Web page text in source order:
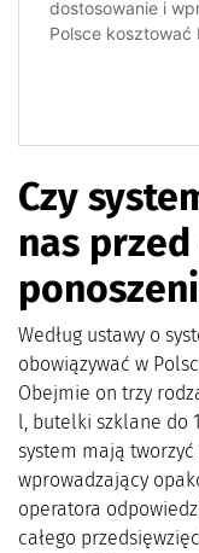
Czy
nas
Według ustawy o
obowiązywać w
Obejmie on trzy
l, butelki szklane do
system mają
wprowadzający
operatora
całego